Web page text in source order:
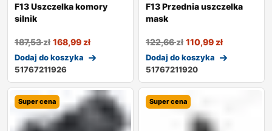
F13 Uszczelka komory
silnik
187,53zł 168,99zł
Dodaj do koszyka
51767211926
F13 Przednia uszczelka
mask
122,66zł 110,99zł
Dodaj do koszyka
51767211920
Super cena Super cena